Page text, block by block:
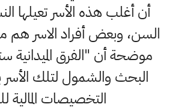
أن أغلب هذه الأسر تعيلها
السن، وبعض أفراد الاسر هم
موضحة أن "الفرق الميدانية
البحث والشمول لتلك
التخصيصات المالية